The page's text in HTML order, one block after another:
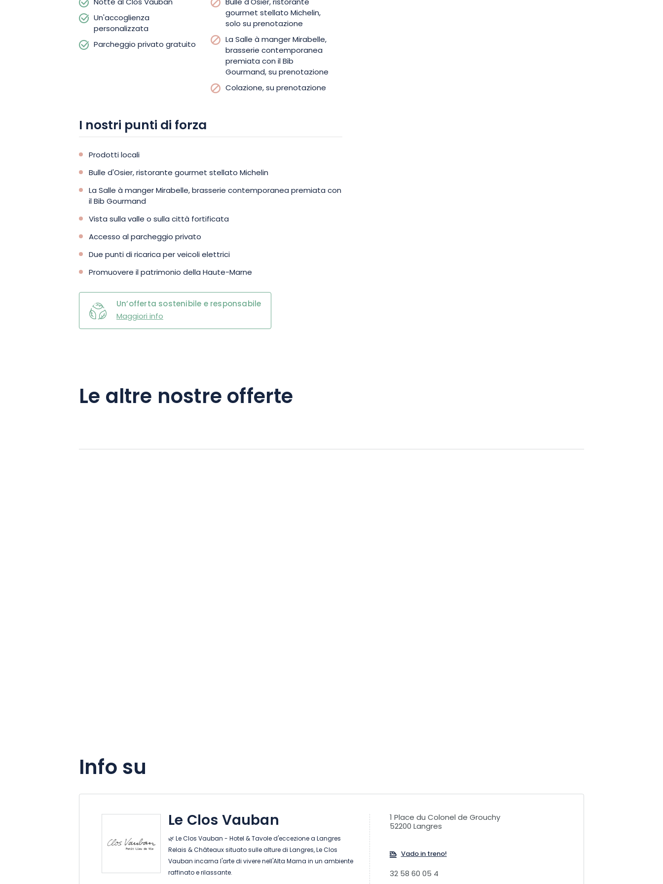
Notte al Clos Vauban
Un'accoglienza
personalizzata
Parcheggio privato gratuito
Bulle d'Osier, ristorante
gourmet stellato Michelin,
solo su prenotazione
La Salle à manger Mirabelle,
brasserie contemporanea
premiata con il Bib
Gourmand, su prenotazione
Colazione, su prenotazione
I nostri punti di forza
Prodotti locali
Bulle d'Osier, ristorante gourmet stellato Michelin
La Salle à manger Mirabelle, brasserie contemporanea premiata con
il Bib Gourmand
Vista sulla valle o sulla città fortificata
Accesso al parcheggio privato
Due punti di ricarica per veicoli elettrici
Promuovere il patrimonio della Haute-Marne
Un’offerta sostenibile e responsabile
Maggiori info
Le altre nostre offerte
Info su
Le Clos Vauban
🌿 Le Clos Vauban - Hotel & Tavole d'eccezione a Langres
Relais & Châteaux situato sulle alture di Langres, Le Clos
Vauban incarna l'arte di vivere nell'Alta Marna in un ambiente
raffinato e rilassante.
1 Place du Colonel de Grouchy
52200 Langres
Vado in treno!
32 58 60 05 4